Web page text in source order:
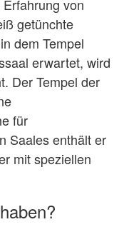
von
getünchte
dem Tempel
erwartet, wird
Der Tempel der
für
Saales enthält er
mit speziellen